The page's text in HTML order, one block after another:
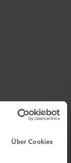
Über Cookies